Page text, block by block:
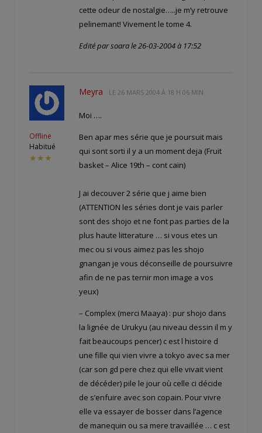
cette odeur de nostalgie…..je m’y retrouve
pelinemant! Vivement le tome 4.
Edité par soara le 26-03-2004 à 17:52
Offline
Habitué
★★★
Meyra LE 26 MARS 2004 À 18 H 06 MIN
Moi ….
Ben apar mes série que je poursuit mais
qui sont sorti il y a un moment deja (Fruit
basket – Alice 19th – cont caïn)
J ai decouver 2 série que j aime bien
(ATTENTION les séries dont je vais parler
sont des shojo et ne font pas parties de la
plus haute litterature … si vous etes un
mec ou si vous aimez pas les shojo
gnangan je vous déconseille de poursuivre
afin de ne pas ternir mon image a vos
yeux)
– Complex (merci Maaya) : pur shojo dans
la lignée de Urukyu (au niveau dessin il m y
fait beaucoups pencer) c est l histoire d
une fille qui vien vivre a tokyo avec sa mer
(car son gd pere chez qui elle vivait vient
de décéder) pile le jour où celle ci décide
de s’enfuire avec son copain. Pour vivre
elle va essayer de bosser dans l’agence
de manequin ou sa mere travaillée … c est